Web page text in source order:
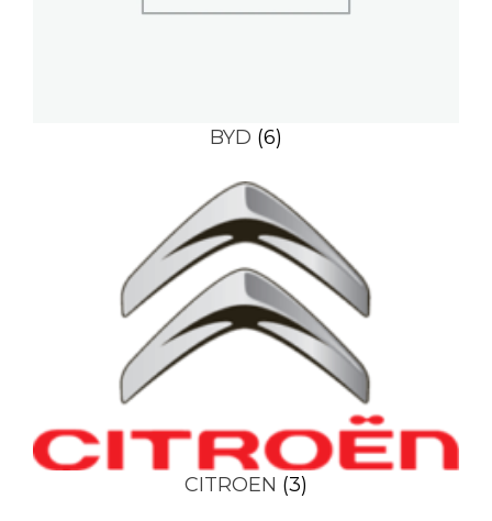
BYD (6)
CITROEN (3)